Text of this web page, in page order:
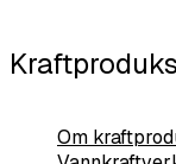
Planlegging
Brattset
Vik kraftverk
Driva kraftverk
Om